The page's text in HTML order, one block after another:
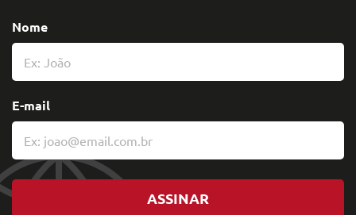
Nome
E-mail
ASSINAR